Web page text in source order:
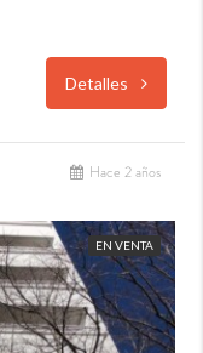
Detalles
Hace 2 años
EN VENTA